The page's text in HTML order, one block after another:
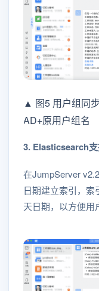
▲ 图5 用户组同
AD+原用户组名
3. Elasticsearch
在JumpServer
日期建立索引，索
天日期，以方便用